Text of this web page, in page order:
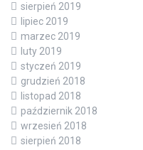
sierpień 2019
lipiec 2019
marzec 2019
luty 2019
styczeń 2019
grudzień 2018
listopad 2018
październik 2018
wrzesień 2018
sierpień 2018